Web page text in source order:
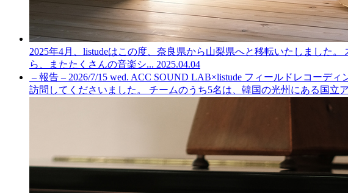
2025年4月、listudeはこの度、奈良県から山梨県へと移転いたしました
ら、またたくさんの音楽シ... 2025.04.04
– 報告 – 2026/7/15 wed. ACC SOUND LAB×listude フィールドレコーディ
訪問してくださいました。 チームのうち5名は、韓国の光州にある国立